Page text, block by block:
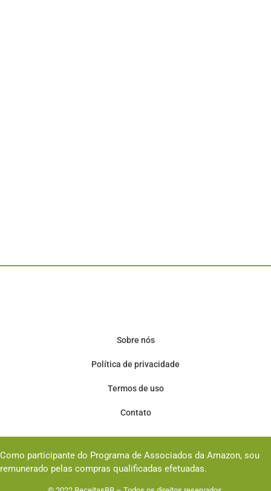
Sobre nós
Política de privacidade
Termos de uso
Contato
Como participante do Programa de Associados da Amazon, sou
remunerado pelas compras qualificadas efetuadas.